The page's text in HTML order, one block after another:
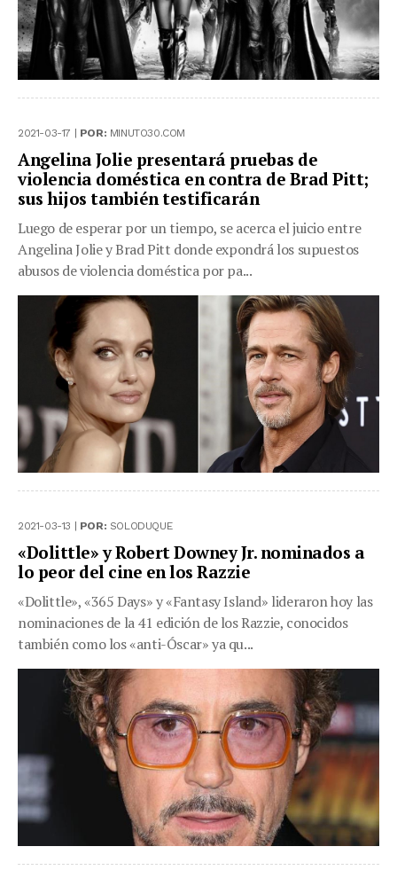
2021-03-17 | POR: MINUTO30.COM
Angelina Jolie presentará pruebas de
violencia doméstica en contra de Brad Pitt;
sus hijos también testificarán
Luego de esperar por un tiempo, se acerca el juicio entre
Angelina Jolie y Brad Pitt donde expondrá los supuestos
abusos de violencia doméstica por pa...
2021-03-13 | POR: SOLODUQUE
«Dolittle» y Robert Downey Jr. nominados a
lo peor del cine en los Razzie
«Dolittle», «365 Days» y «Fantasy Island» lideraron hoy las
nominaciones de la 41 edición de los Razzie, conocidos
también como los «anti-Óscar» ya qu...